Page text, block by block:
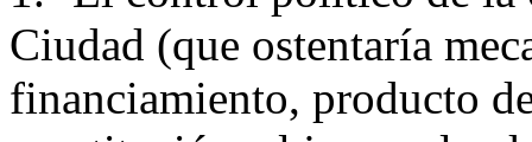
Ciudad (que ostentaría
financiamiento, producto